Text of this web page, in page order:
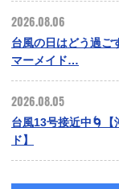
2026.08.06
台風の日はどう過ご
マーメイド…
2026.08.05
台風13号接近中🌀
ド】